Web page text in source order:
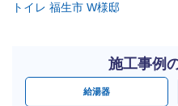
トイレ 福生市 W様邸
施工事例
給湯器